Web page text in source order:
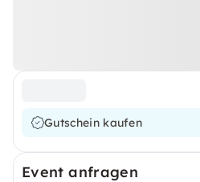
Gutschein kaufen
Event anfragen